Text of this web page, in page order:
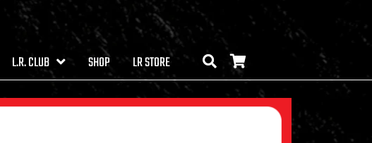
L.R. CLUB SHOP LR STORE